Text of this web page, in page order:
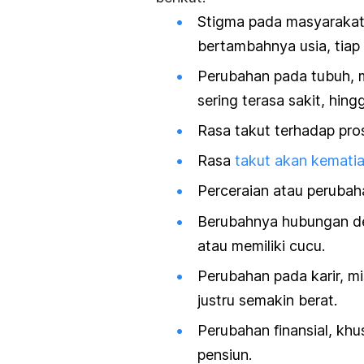
Stigma pada
bertambahnya usia,
Perubahan pada tubuh,
sering terasa sakit,
Rasa takut terhadap
Rasa takut akan
Perceraian atau
Berubahnya hubungan
atau memiliki cucu.
Perubahan pada karir,
justru semakin berat.
Perubahan finansial,
pensiun.